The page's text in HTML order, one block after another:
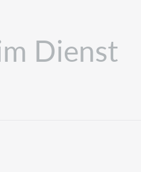
Dienst